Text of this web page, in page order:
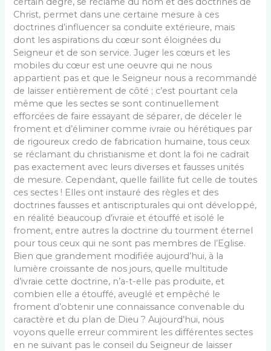
Christ, permet dans une certaine mesure à ces
doctrines d’influencer sa conduite extérieure, mais
dont les aspirations du cœur sont éloignées du
Seigneur et de son service. Juger les cœurs et les
mobiles du cœur est une oeuvre qui ne nous
appartient pas et que le Seigneur nous a recommandé
de laisser entièrement de côté ; c’est pourtant cela
même que les sectes se sont continuellement
efforcées de faire essayant de séparer, de déceler le
froment et d’éliminer comme ivraie ou hérétiques par
de rigoureux credo de fabrication humaine, tous ceux
se réclamant du christianisme et dont la foi ne cadrait
pas exactement avec leurs diverses et fausses unités
de mesure. Cependant, quelle faillite fut celle de toutes
ces sectes ! Elles ont instauré des règles et des
doctrines fausses et antiscripturales qui ont développé,
en réalité beaucoup d’ivraie et étouffé et isolé le
froment, entre autres la doctrine du tourment éternel
pour tous ceux qui ne sont pas membres de l’Eglise.
Bien que grandement modifiée aujourd’hui, à la
lumière croissante de nos jours, quelle multitude
d’ivraie cette doctrine, n’a-t-elle pas produite, et
combien elle a étouffé, aveuglé et empêché le
froment d’obtenir une connaissance convenable du
caractère et du plan de Dieu ? Aujourd’hui, nous
voyons quelle erreur commirent les différentes sectes
en ne suivant pas le conseil du Seigneur de laisser